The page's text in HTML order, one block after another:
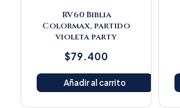
RV60 Biblia
Colormax, partido
violeta party
$79.400
Añadir al carrito